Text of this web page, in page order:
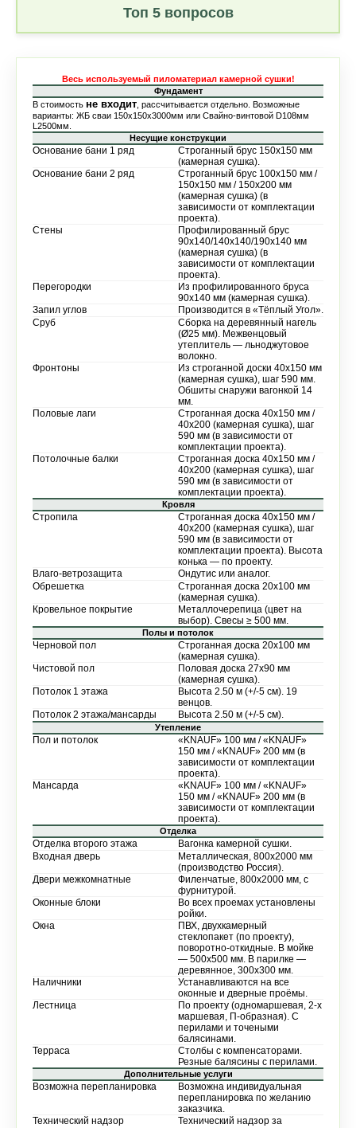
Топ 5 вопросов
Весь используемый пиломатериал камерной сушки!
Фундамент
В стоимость не входит , рассчитывается отдельно. Возможные
варианты: ЖБ сваи 150х150х3000мм или Свайно-винтовой D108мм
L2500мм.
Несущие конструкции
Основание бани 1 ряд
Строганный брус 150х150 мм
(камерная сушка).
Основание бани 2 ряд
Строганный брус 100х150 мм /
150х150 мм / 150х200 мм
(камерная сушка) (в
зависимости от комплектации
проекта).
Стены
Профилированный брус
90х140/140х140/190х140 мм
(камерная сушка) (в
зависимости от комплектации
проекта).
Перегородки
Из профилированного бруса
90х140 мм (камерная сушка).
Запил углов Производится в «Тёплый Угол».
Сруб
Сборка на деревянный нагель
(Ø25 мм). Межвенцовый
утеплитель — льноджутовое
волокно.
Фронтоны
Из строганной доски 40х150 мм
(камерная сушка), шаг 590 мм.
Обшиты снаружи вагонкой 14
мм.
Половые лаги
Строганная доска 40х150 мм /
40х200 (камерная сушка), шаг
590 мм (в зависимости от
комплектации проекта).
Потолочные балки
Строганная доска 40х150 мм /
40х200 (камерная сушка), шаг
590 мм (в зависимости от
комплектации проекта).
Кровля
Стропила
Строганная доска 40х150 мм /
40х200 (камерная сушка), шаг
590 мм (в зависимости от
комплектации проекта). Высота
конька — по проекту.
Влаго-ветрозащита Ондутис или аналог.
Обрешетка
Строганная доска 20х100 мм
(камерная сушка).
Кровельное покрытие
Металлочерепица (цвет на
выбор). Свесы ≥ 500 мм.
Полы и потолок
Черновой пол
Строганная доска 20х100 мм
(камерная сушка).
Чистовой пол
Половая доска 27х90 мм
(камерная сушка).
Потолок 1 этажа
Высота 2.50 м (+/-5 см). 19
венцов.
Потолок 2 этажа/мансарды
Высота 2.50 м (+/-5 см).
Утепление
Пол и потолок
«KNAUF» 100 мм / «KNAUF»
150 мм / «KNAUF» 200 мм (в
зависимости от комплектации
проекта).
Мансарда
«KNAUF» 100 мм / «KNAUF»
150 мм / «KNAUF» 200 мм (в
зависимости от комплектации
проекта).
Отделка
Отделка второго этажа Вагонка камерной сушки.
Входная дверь
Металлическая, 800х2000 мм
(производство Россия).
Двери межкомнатные
Филенчатые, 800х2000 мм, с
фурнитурой.
Оконные блоки
Во всех проемах установлены
ройки.
Окна
ПВХ, двухкамерный
стеклопакет (по проекту),
поворотно-откидные. В мойке
— 500х500 мм. В парилке —
деревянное, 300х300 мм.
Наличники
Устанавливаются на все
оконные и дверные проёмы.
Лестница
По проекту (одномаршевая, 2-х
маршевая, П-образная). С
перилами и точеными
балясинами.
Терраса
Столбы с компенсаторами.
Резные балясины с перилами.
Дополнительные услуги
Возможна перепланировка
Возможна индивидуальная
перепланировка по желанию
заказчика.
Технический надзор
Технический надзор за